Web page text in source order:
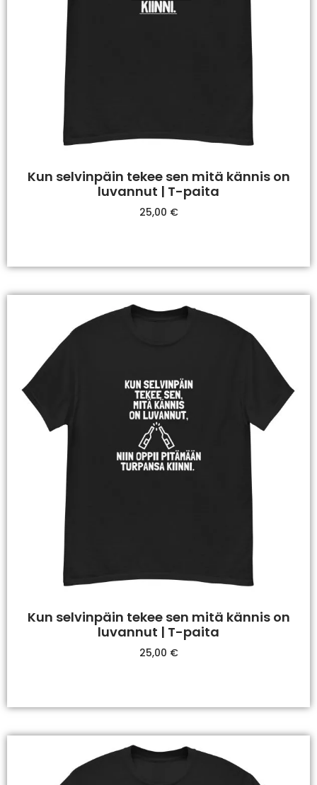
Kun selvinpäin tekee sen mitä kännis on
luvannut | T-paita
25,00 €
Kun selvinpäin tekee sen mitä kännis on
luvannut | T-paita
25,00 €